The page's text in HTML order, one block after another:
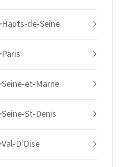
de-Seine
et-Marne
St-Denis
D'Oise